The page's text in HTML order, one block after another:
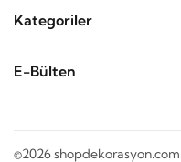
Kategoriler
E-Bülten
©2026 shopdekorasyon.com.